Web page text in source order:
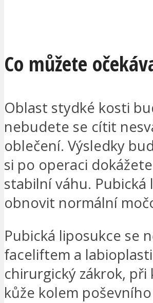
Co můžete
Oblast stydké kosti
nebudete se cítit
oblečení. Výsledky
si po operaci
stabilní váhu.
obnovit normální
Pubická liposukce se
faceliftem a
chirurgický zákrok,
kůže kolem